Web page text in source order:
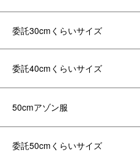
委託30cmくらいサイズ
委託40cmくらいサイズ
50cmアゾン服
委託50cmくらいサイズ